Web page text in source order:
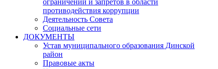
ограничений и запретов в области
противодействия коррупции
Деятельность Совета
Социальные сети
ДОКУМЕНТЫ
Устав муниципального образования Динской
район
Правовые акты